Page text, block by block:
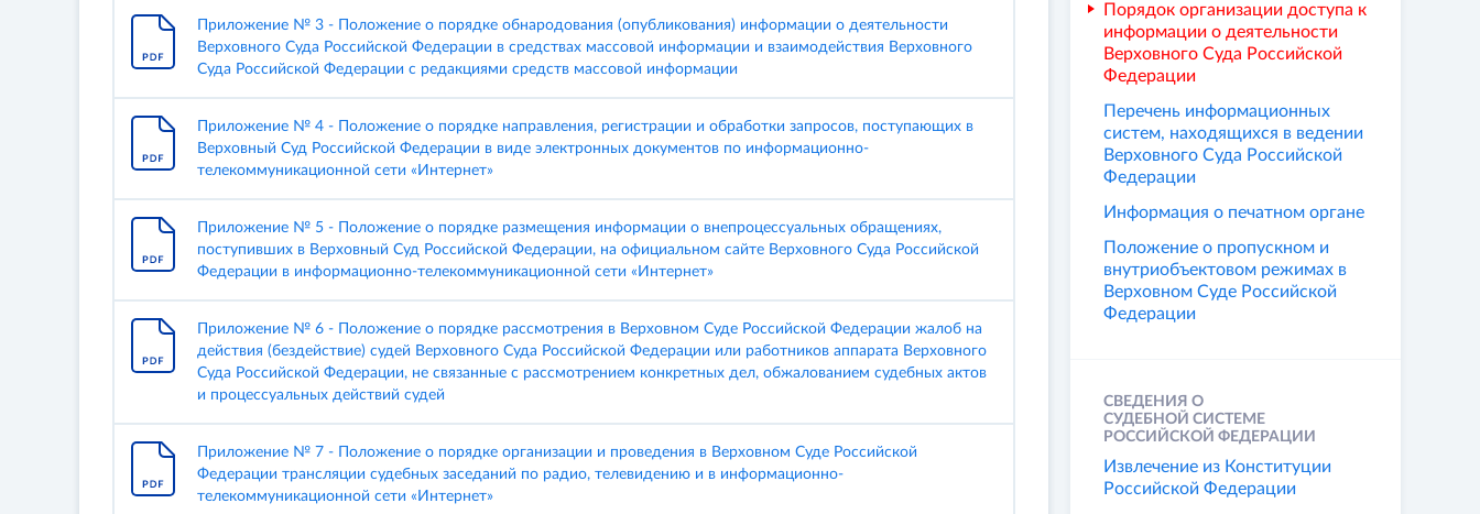
Приложение № 3 - Положение о порядке обнародования (опубликования) информации о деятельности
Верховного Суда Российской Федерации в средствах массовой информации и взаимодействия Верховного
Суда Российской Федерации с редакциями средств массовой информации
Приложение № 4 - Положение о порядке направления, регистрации и обработки запросов, поступающих в
Верховный Суд Российской Федерации в виде электронных документов по информационно-
телекоммуникационной сети «Интернет»
Приложение № 5 - Положение о порядке размещения информации о внепроцессуальных обращениях,
поступивших в Верховный Суд Российской Федерации, на официальном сайте Верховного Суда Российской
Федерации в информационно-телекоммуникационной сети «Интернет»
Приложение № 6 - Положение о порядке рассмотрения в Верховном Суде Российской Федерации жалоб на
действия (бездействие) судей Верховного Суда Российской Федерации или работников аппарата Верховного
Суда Российской Федерации, не связанные с рассмотрением конкретных дел, обжалованием судебных актов
и процессуальных действий судей
Приложение № 7 - Положение о порядке организации и проведения в Верховном Суде Российской
Федерации трансляции судебных заседаний по радио, телевидению и в информационно-
телекоммуникационной сети «Интернет»
Порядок организации доступа к
информации о деятельности
Верховного Суда Российской
Федерации
Перечень информационных
систем, находящихся в ведении
Верховного Суда Российской
Федерации
Информация о печатном органе
Положение о пропускном и
внутриобъектовом режимах в
Верховном Суде Российской
Федерации
СВЕДЕНИЯ О
СУДЕБНОЙ СИСТЕМЕ
РОССИЙСКОЙ ФЕДЕРАЦИИ
Извлечение из Конституции
Российской Федерации